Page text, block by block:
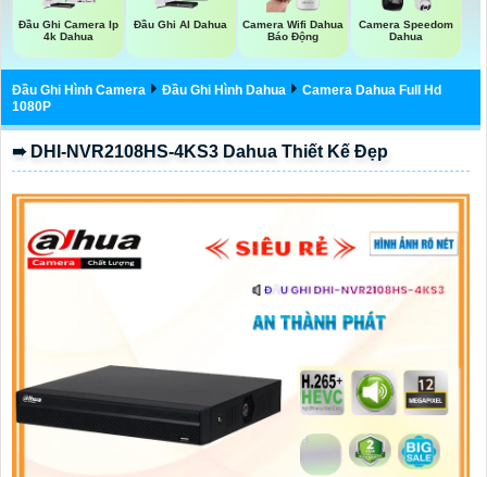
Đầu Ghi Camera Ip
4k Dahua
Đầu Ghi AI Dahua
Camera Wifi Dahua
Báo Động
Camera Speedom
Dahua
Đầu Ghi Hình Camera Đầu Ghi Hình Dahua
Camera Dahua Full Hd
1080P
➠ DHI-NVR2108HS-4KS3 Dahua Thiết Kế Đẹp